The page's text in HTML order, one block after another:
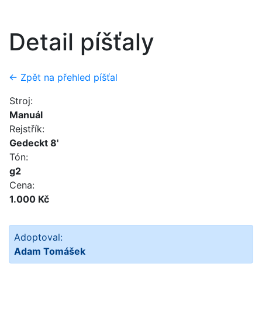
Detail píšťaly
← Zpět na přehled píšťal
Stroj:
Manuál
Rejstřík:
Gedeckt 8'
Tón:
g2
Cena:
1.000 Kč
Adoptoval:
Adam Tomášek